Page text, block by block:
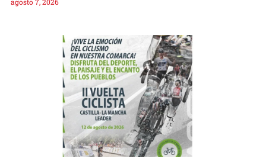
agosto 7, 2026